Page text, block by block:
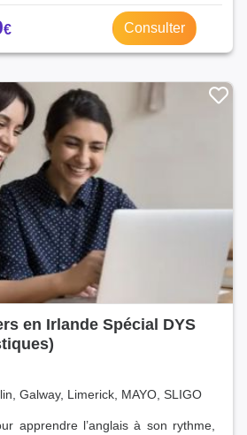
Consulter
en Irlande Spécial DYS
Galway, Limerick, MAYO, SLIGO
apprendre l’anglais à son rythme,